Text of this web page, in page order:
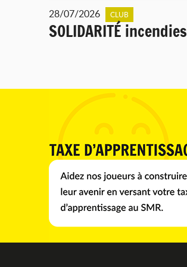
28/07/2026 CLUB
SOLIDARITÉ incendies